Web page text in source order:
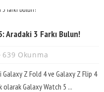
Aradaki 3 Farkı Bulun!
639 Okunma
Z Fold 4 ve Galaxy Z Flip 4
Galaxy Watch 5 ...